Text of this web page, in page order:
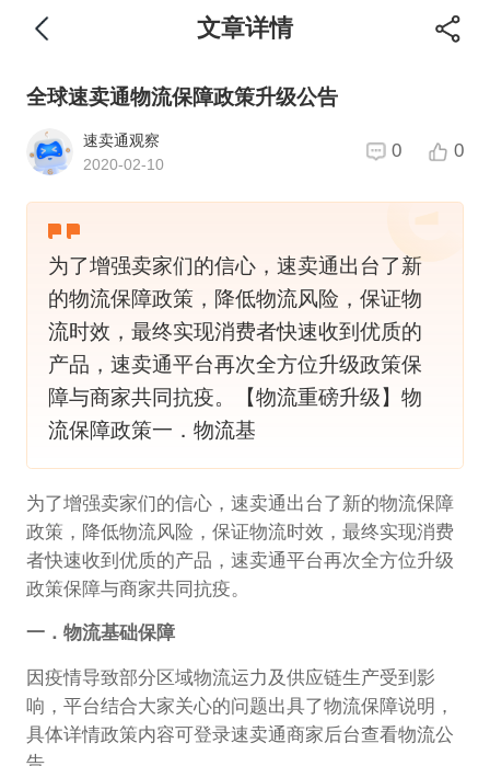
文章详情
全球速卖通物流保障政策升级公告
速卖通观察
2020-02-10
0 0
为了增强卖家们的信心，速卖通出台了新
的物流保障政策，降低物流风险，保证物
流时效，最终实现消费者快速收到优质的
产品，速卖通平台再次全方位升级政策保
障与商家共同抗疫。【物流重磅升级】物
流保障政策一．物流基
为了增强卖家们的信心，速卖通出台了新的物流保障
政策，降低物流风险，保证物流时效，最终实现消费
者快速收到优质的产品，速卖通平台再次全方位升级
政策保障与商家共同抗疫。
一．物流基础保障
因疫情导致部分区域物流运力及供应链生产受到影
响，平台结合大家关心的问题出具了物流保障说明，
具体详情政策内容可登录速卖通商家后台查看物流公